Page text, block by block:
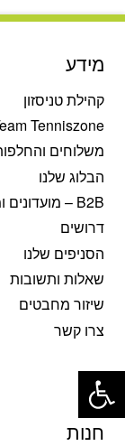
מידע
קהילת טניסזון
Tenniszone#
משלוחים
הבלוג שלנו
B2B – מועדונים ומאמנים
דרושים
הסניפים שלנו
שאלות ותשובות
שיזור מחבטים
צרו קשר
חנות
פתח